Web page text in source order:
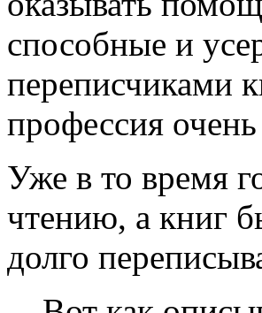
способные и
переписчиками
профессия
Уже в то время
чтению, а книг
долго